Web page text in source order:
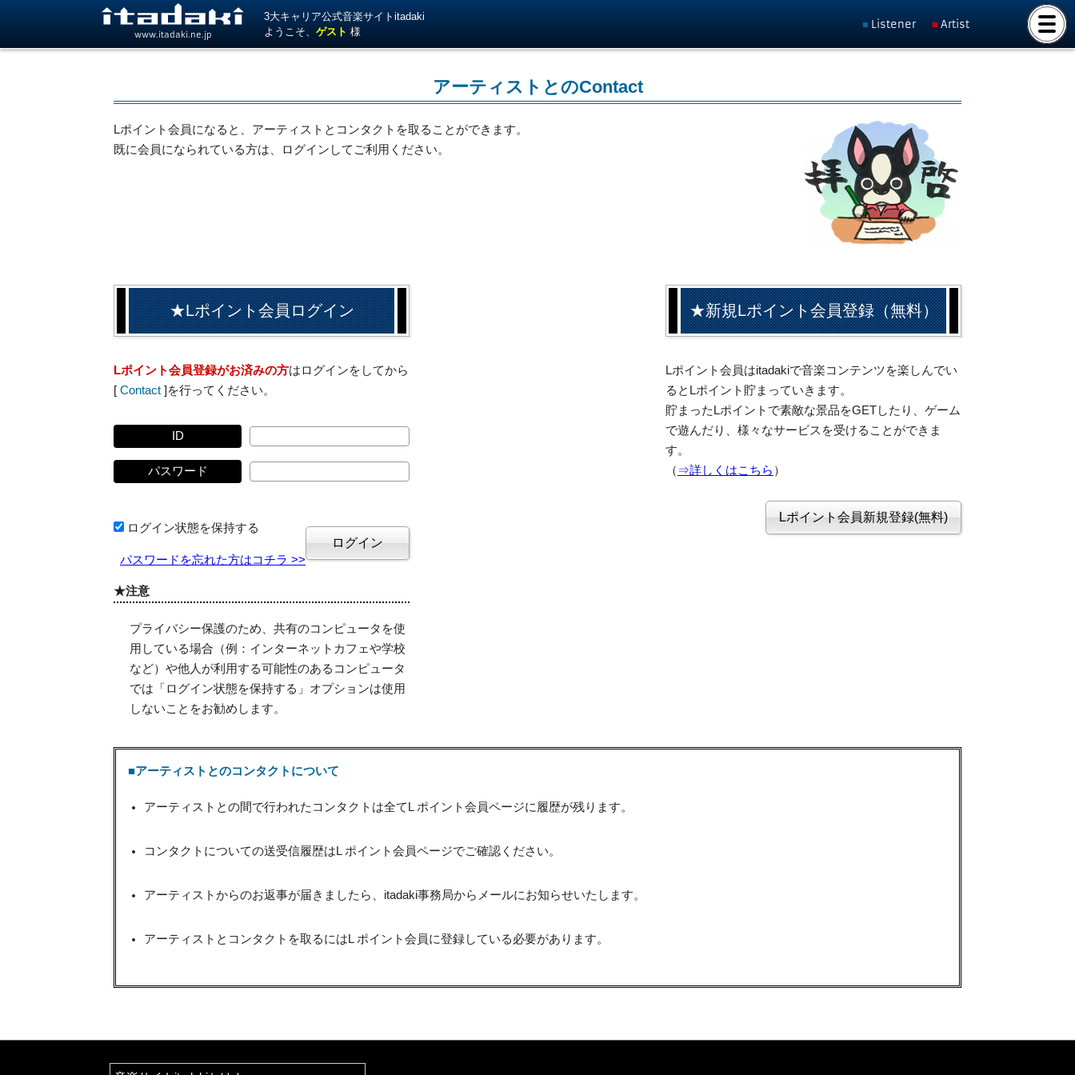
www.itadaki.ne.jp
3大キャリア公式音楽サイトitadaki
ようこそ、ゲスト 様
Listener Artist
アーティストとのContact
Lポイント会員になると、アーティストとコンタクトを取ることができます。
既に会員になられている方は、ログインしてご利用ください。
★Lポイント会員ログイン
Lポイント会員登録がお済みの方はログインをしてから
[ Contact ]を行ってください。
ID
パスワード
ログイン状態を保持する
パスワードを忘れた方はコチラ >>
★注意
プライバシー保護のため、共有のコンピュータを使
用している場合（例：インターネットカフェや学校
など）や他人が利用する可能性のあるコンピュータ
では「ログイン状態を保持する」オプションは使用
しないことをお勧めします。
★新規Lポイント会員登録（無料）
Lポイント会員はitadakiで音楽コンテンツを楽しんでい
るとLポイント貯まっていきます。
貯まったLポイントで素敵な景品をGETしたり、ゲーム
で遊んだり、様々なサービスを受けることができま
す。
（ ⇒詳しくはこちら ）
■アーティストとのコンタクトについて
アーティストとの間で行われたコンタクトは全てL ポイント会員ページに履歴が残ります。
コンタクトについての送受信履歴はL ポイント会員ページでご確認ください。
アーティストからのお返事が届きましたら、itadaki事務局からメールにお知らせいたします。
アーティストとコンタクトを取るにはL ポイント会員に登録している必要があります。